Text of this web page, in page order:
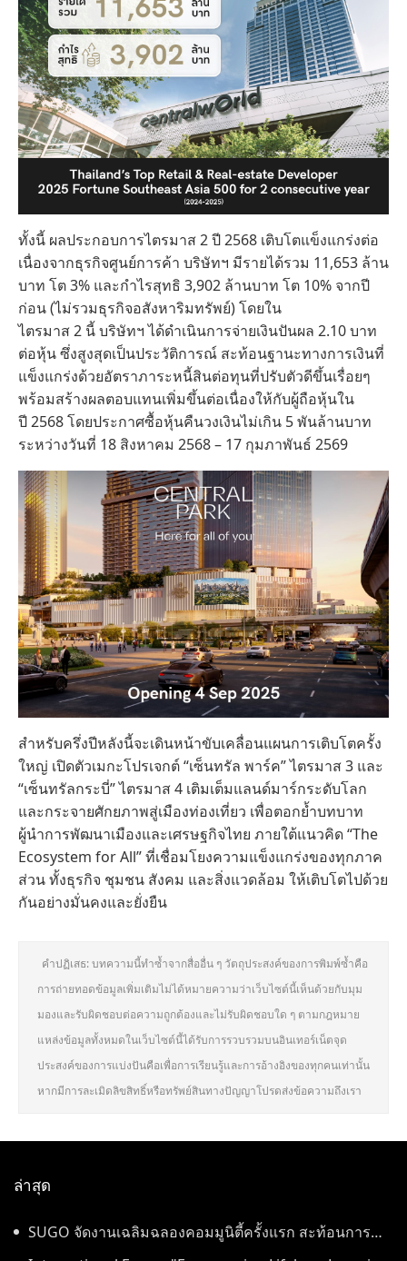
ทั้งนี้ ผลประกอบการไตรมาส 2 ปี 2568 เติบโตแข็งแกร่งต่อ
เนื่องจากธุรกิจศูนย์การค้า บริษัทฯ มีรายได้รวม 11,653 ล้าน
บาท โต 3% และกำไรสุทธิ 3,902 ล้านบาท โต 10% จากปี
ก่อน (ไม่รวมธุรกิจอสังหาริมทรัพย์) โดยใน
ไตรมาส 2 นี้ บริษัทฯ ได้ดำเนินการจ่ายเงินปันผล 2.10 บาท
ต่อหุ้น ซึ่งสูงสุดเป็นประวัติการณ์ สะท้อนฐานะทางการเงินที่
แข็งแกร่งด้วยอัตราภาระหนี้สินต่อทุนที่ปรับตัวดีขึ้นเรื่อยๆ
พร้อมสร้างผลตอบแทนเพิ่มขึ้นต่อเนื่องให้กับผู้ถือหุ้นใน
ปี 2568 โดยประกาศซื้อหุ้นคืนวงเงินไม่เกิน 5 พันล้านบาท
ระหว่างวันที่ 18 สิงหาคม 2568 – 17 กุมภาพันธ์ 2569
สำหรับครึ่งปีหลังนี้จะเดินหน้าขับเคลื่อนแผนการเติบโตครั้ง
ใหญ่ เปิดตัวเมกะโปรเจกต์ “เซ็นทรัล พาร์ค” ไตรมาส 3 และ
“เซ็นทรัลกระบี่” ไตรมาส 4 เติมเต็มแลนด์มาร์กระดับโลก
และกระจายศักยภาพสู่เมืองท่องเที่ยว เพื่อตอกย้ำบทบาท
ผู้นำการพัฒนาเมืองและเศรษฐกิจไทย ภายใต้แนวคิด “The
Ecosystem for All” ที่เชื่อมโยงความแข็งแกร่งของทุกภาค
ส่วน ทั้งธุรกิจ ชุมชน สังคม และสิ่งแวดล้อม ให้เติบโตไปด้วย
กันอย่างมั่นคงและยั่งยืน
คำปฏิเสธ: บทความนี้ทำซ้ำจากสื่ออื่น ๆ วัตถุประสงค์ของการพิมพ์ซ้ำคือ
การถ่ายทอดข้อมูลเพิ่มเติมไม่ได้หมายความว่าเว็บไซต์นี้เห็นด้วยกับมุม
มองและรับผิดชอบต่อความถูกต้องและไม่รับผิดชอบใด ๆ ตามกฎหมาย
แหล่งข้อมูลทั้งหมดในเว็บไซต์นี้ได้รับการรวบรวมบนอินเทอร์เน็ตจุด
ประสงค์ของการแบ่งปันคือเพื่อการเรียนรู้และการอ้างอิงของทุกคนเท่านั้น
หากมีการละเมิดลิขสิทธิ์หรือทรัพย์สินทางปัญญาโปรดส่งข้อความถึงเรา
ล่าสุด
SUGO จัดงานเฉลิมฉลองคอมมูนิตี้ครั้งแรก สะท้อนการ